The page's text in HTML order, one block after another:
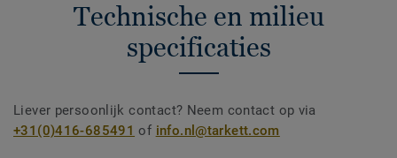
Technische en milieu
specificaties
Liever persoonlijk contact? Neem contact op via
+31(0)416-685491 of info.nl@tarkett.com